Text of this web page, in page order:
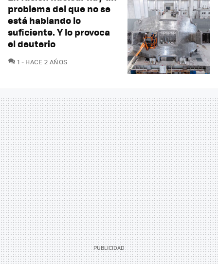
problema del que no se
está hablando lo
suficiente. Y lo provoca
el deuterio
1 COMENTARIOS
HACE 2 AÑOS